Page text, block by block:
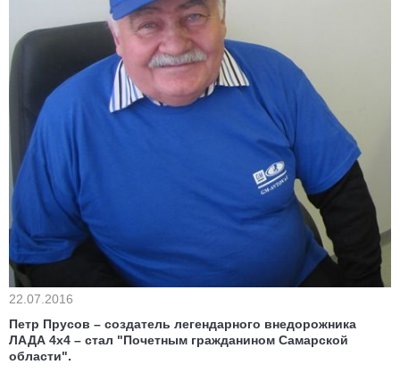
22.07.2016
Петр Прусов – создатель легендарного внедорожника
ЛАДА 4х4 – стал "Почетным гражданином Самарской
области".